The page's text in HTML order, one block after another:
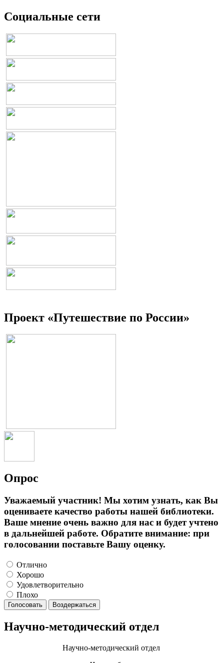
Социальные сети
Проект «Путешествие по России»
Опрос
Уважаемый участник! Мы хотим узнать, как Вы
оцениваете качество работы нашей библиотеки.
Ваше мнение очень важно для нас и будет учтено
в дальнейшей работе. Обратите внимание: при
голосовании поставьте Вашу оценку.
Отлично
Хорошо
Удовлетворительно
Плохо
Голосовать Воздержаться
Научно-методический отдел
Научно-методический отдел